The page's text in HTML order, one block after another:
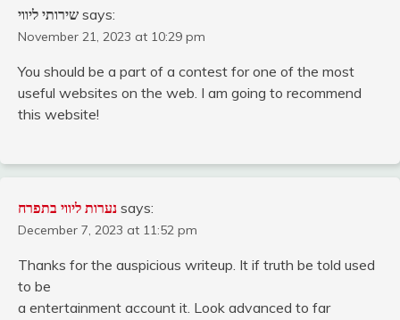
שירותי ליווי says:
November 21, 2023 at 10:29 pm
You should be a part of a contest for one of the most
useful websites on the web. I am going to recommend
this website!
נערות ליווי בתפרח says:
December 7, 2023 at 11:52 pm
Thanks for the auspicious writeup. It if truth be told used
to be
a entertainment account it. Look advanced to far